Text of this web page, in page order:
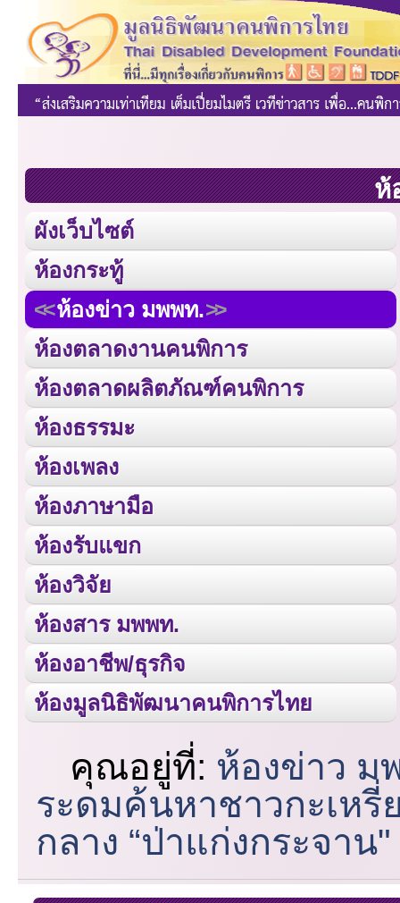
ห้
ผังเว็บไซต์
ห้องกระทู้
ห้องข่าว มพพท.
ห้องตลาดงานคนพิการ
ห้องตลาดผลิตภัณฑ์คนพิการ
ห้องธรรมะ
ห้องเพลง
ห้องภาษามือ
ห้องรับแขก
ห้องวิจัย
ห้องสาร มพพท.
ห้องอาชีพ/ธุรกิจ
ห้องมูลนิธิพัฒนาคนพิการไทย
คุณอยู่ที่: ห้องข่าว ม
ระดมค้นหาชาวกะเหรี่
กลาง “ป่าแก่งกระจาน"